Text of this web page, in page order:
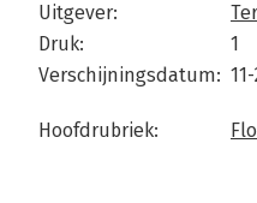
Uitgever:
Druk:
1
Verschijningsdatum:
Hoofdrubriek: